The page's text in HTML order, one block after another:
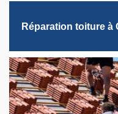
Réparation toiture à